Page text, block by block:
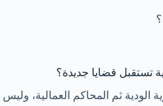
تستقبل قضايا جديدة؟
الودية ثم المحاكم العمالية، وليس